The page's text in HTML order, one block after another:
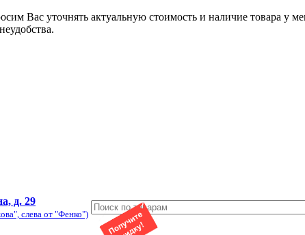
Вас уточнять актуальную стоимость и наличие товара у
д. 29
слева от "Фенко")